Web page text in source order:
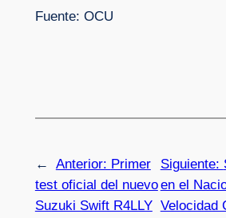
Fuente: OCU
← Anterior: Primer
test oficial del nuevo
Suzuki Swift R4LLY
Siguiente:
en el
Velocidad